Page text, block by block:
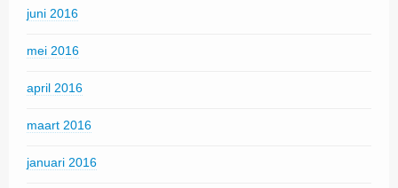
juni 2016
mei 2016
april 2016
maart 2016
januari 2016